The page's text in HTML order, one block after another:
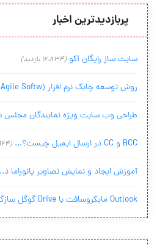
پربازدیدترین اخبار
سایت ساز رایگان آکو (16,834 بازدید)
روش توسعه چابک نرم افزار (Agile Softw...
طراحی وب سایت ویژه نمایندگان مجلس
BCC و CC در ارسال ایمیل چیست؟... (8,964 بازدید)
آموزش ایجاد و نمایش تصاویر پانوراما
Outlook مایکروسافت با Drive گوگل سازگ...